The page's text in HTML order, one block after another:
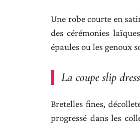
Une robe courte en
des cérémonies
épaules ou les genoux
La coupe slip
Bretelles fines,
progressé dans les